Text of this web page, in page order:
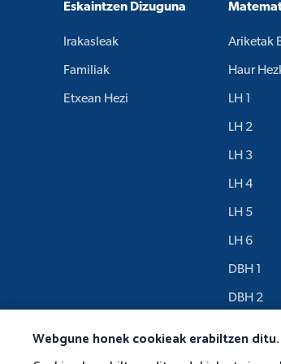
Webgune honek cookieak erabiltzen ditu.
Eskaintzen Dizuguna
Irakasleak
Familiak
Etxean Hezi
Ariketak
Haur
LH 1
LH 2
LH 3
LH 4
LH 5
LH 6
DBH 1
DBH 2